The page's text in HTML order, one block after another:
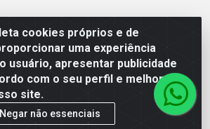
cookies próprios e de
uma experiência
usuário, apresentar publicidade
com o seu perfil e melhorar a
site.
Negar não essenciais
Ltda - Estrada dos Casa, 4585 – São
/ SP – CEP: 09.840-000 - CNPJ
44.106.466/0001-41